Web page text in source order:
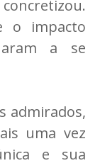
o impacto
a se
admirados,
uma vez
e sua